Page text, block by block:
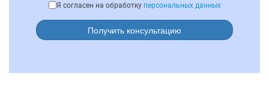
Я согласен на обработку персональных данных
Получить консультацию